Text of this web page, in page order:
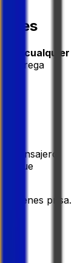
a cualquier
entrega
mensajero
lo que
tienes prisa.